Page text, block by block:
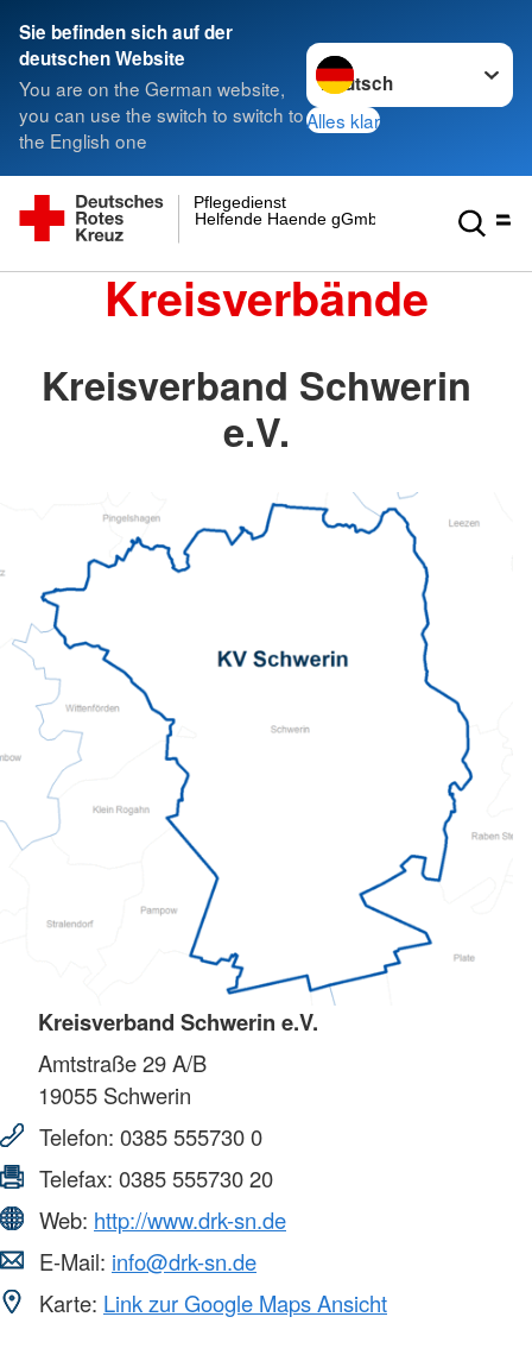
Sie befinden sich auf der
deutschen Website
You are on the German website,
you can use the switch to switch to
the English one
Sprache wechseln zu
Alles klar
Helfende Haende gGmbH
Pflegedienst
Kreisverbände
Kreisverband Schwerin
e.V.
Kreisverband Schwerin e.V.
Amtstraße 29 A/B
19055 Schwerin
Telefon: 0385 555730 0
Telefax: 0385 555730 20
Web: http://www.drk-sn.de
E-Mail: info@drk-sn.de
Karte: Link zur Google Maps Ansicht